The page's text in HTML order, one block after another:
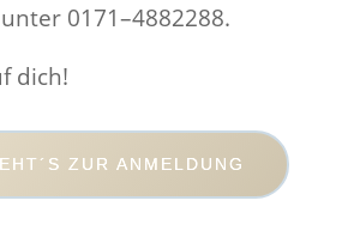
0171–4882288.
dich!
ZUR ANMELDUNG